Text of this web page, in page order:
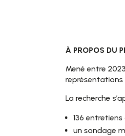
À PROPOS DU
Mené entre
représentations
La recherche
136
un sondage